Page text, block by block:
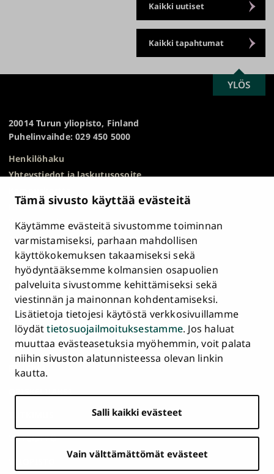
Tämä sivusto käyttää evästeitä
Käytämme evästeitä sivustomme toiminnan
varmistamiseksi, parhaan mahdollisen
käyttökokemuksen takaamiseksi sekä
hyödyntääksemme kolmansien osapuolien
palveluita sivustomme kehittämiseksi sekä
viestinnän ja mainonnan kohdentamiseksi.
Lisätietoja tietojesi käytöstä verkkosivuillamme
löydättietosuojailmoituksestamme. Jos haluat
muuttaa evästeasetuksia myöhemmin, voit palata
niihin sivuston alatunnisteessa olevan linkin
kautta.
Salli kaikki evästeet
Vain välttämättömät evästeet
Kaikki uutiset
Kaikki tapahtumat
20014 Turun yliopisto, Finland
Puhelinvaihde: 029 450 5000
Henkilöhaku
Yhteystiedot ja laskutusosoite
HR Excellence in Research
Tietosuojailmoitus
Asiakirjajulkisuuskuvaus ja tietopyynnöt
Väärinkäytösepäilyt
Saavutettavuusseloste
Palaute
Intranet ja sähköiset työkalut
Evästeasetukset
Päävalikko
alatunnisteessa
ETUSIVU
YHTEISTYÖ
Turun
yliopisto
Facebookissa
Turun
yliopisto
Instagramissa
TurunTurunTurunTurun
SCROLL
TO
YLÖS